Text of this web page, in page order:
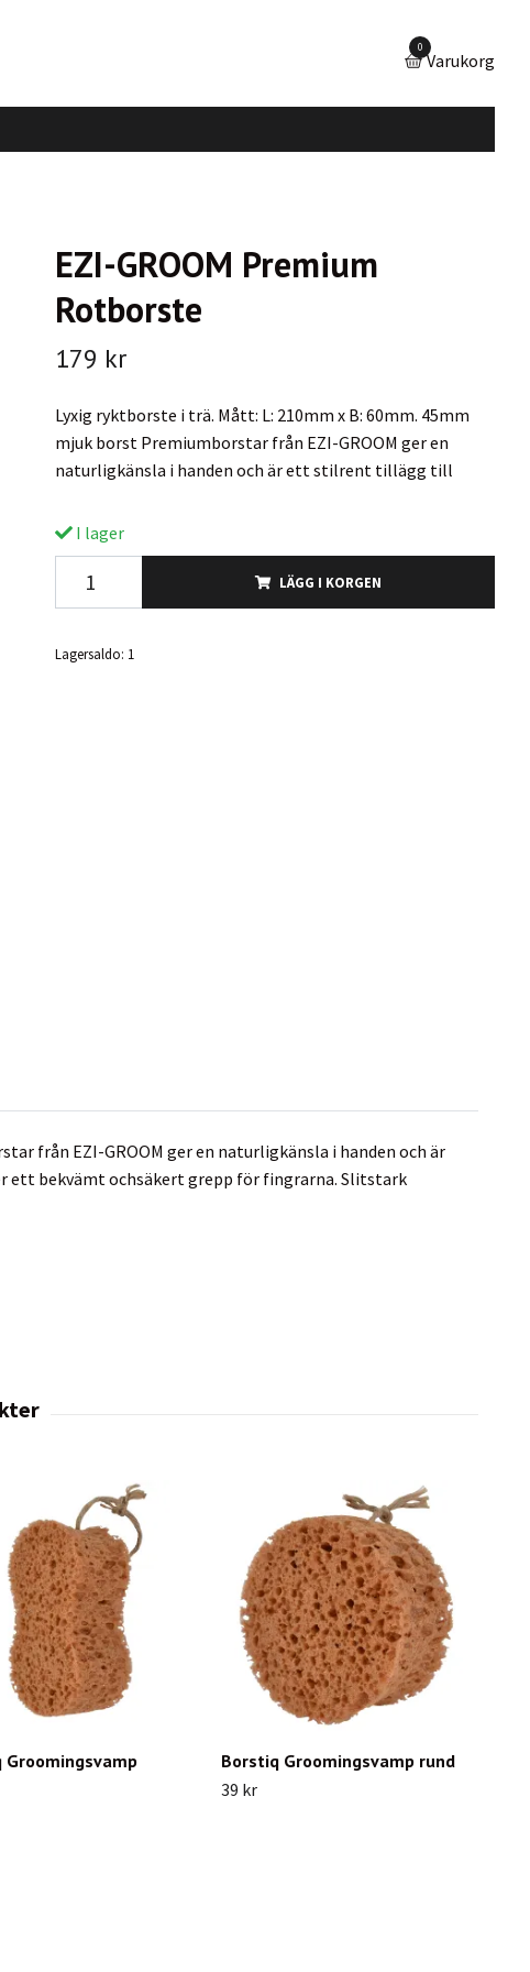
0
Varukorg
EZI-GROOM Premium
Rotborste
179 kr
Lyxig ryktborste i trä. Mått: L: 210mm x B: 60mm. 45mm
mjuk borst Premiumborstar från EZI-GROOM ger en
naturligkänsla i handen och är ett stilrent tillägg till
I lager
LÄGG I KORGEN
Lagersaldo: 1
från EZI-GROOM ger en naturligkänsla i handen och är
ett bekvämt ochsäkert grepp för fingrarna. Slitstark
Groomingsvamp
Borstiq Groomingsvamp rund
39 kr